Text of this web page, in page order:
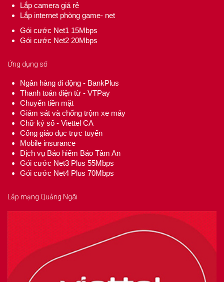
Lắp camera giá rẻ
Lắp internet phòng game- net
Gói cước Net1 15Mbps
Gói cước Net2 20Mbps
Ứng dụng số
Ngân hàng di động - BankPlus
Thanh toán điện từ - VTPay
Chuyển tiền mặt
Giám sát và chống trộm xe máy
Chữ ký số - Viettel CA
Cổng giáo dục trực tuyến
Mobile insurance
Dịch vụ Bảo hiểm Bảo Tâm An
Gói cước Net3 Plus 55Mbps
Gói cước Net4 Plus 70Mbps
Lắp mạng Quảng Ngãi